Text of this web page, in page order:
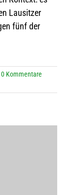
Lau­sit­zer
fünf der
0 Kom­men­tare